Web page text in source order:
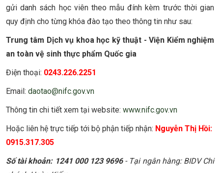
gửi danh sách học viên theo mẫu đính kèm trước thời gian
quy định cho từng khóa đào tạo theo thông tin như sau:
Trung tâm Dịch vụ khoa học kỹ thuật - Viện Kiểm nghiệm
an toàn vệ sinh thực phẩm Quốc gia
Điện thoại: 0243.226.2251
Email: daotao@nifc.gov.vn
Thông tin chi tiết xem tại website: www.nifc.gov.vn
Hoặc liên hệ trực tiếp tới bộ phận tiếp nhận: Nguyễn Thị Hồi:
0915.317.305
Số tài khoản: 1241 000 123 9696 - Tại ngân hàng: BIDV Chi